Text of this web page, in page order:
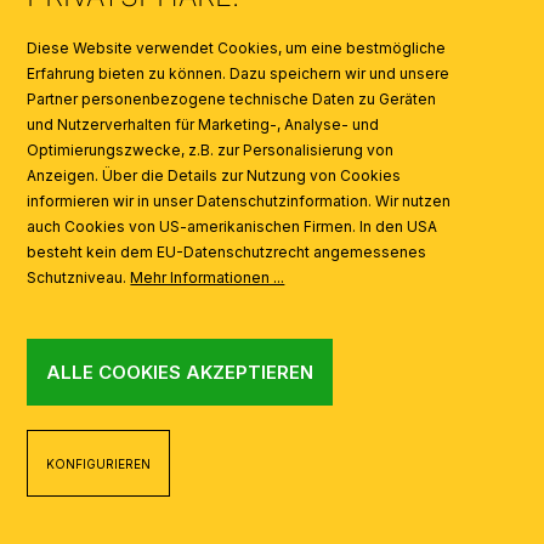
AI
Diese Website verwendet Cookies, um eine bestmögliche
Erfahrung bieten zu können. Dazu speichern wir und unsere
Partner personenbezogene technische Daten zu Geräten
und Nutzerverhalten für Marketing-, Analyse- und
Optimierungszwecke, z.B. zur Personalisierung von
Anzeigen. Über die Details zur Nutzung von Cookies
informieren wir in unser Datenschutzinformation. Wir nutzen
auch Cookies von US-amerikanischen Firmen. In den USA
besteht kein dem EU-Datenschutzrecht angemessenes
Schutzniveau.Mehr Informationen ...
ALLE COOKIES AKZEPTIEREN
KONFIGURIEREN